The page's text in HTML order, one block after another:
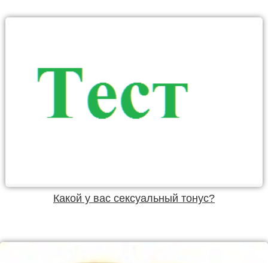
Какой у вас сексуальный тонус?